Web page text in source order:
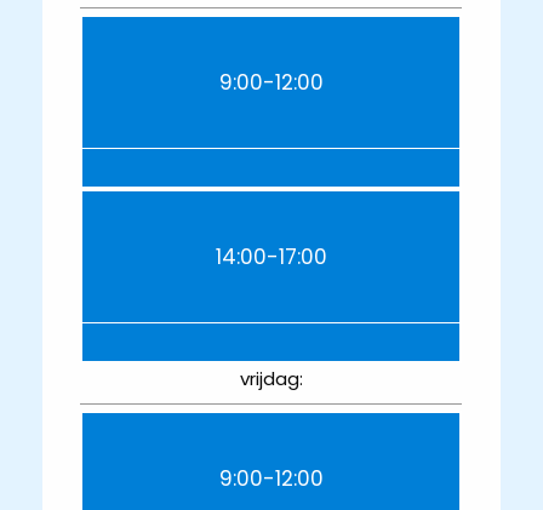
9:00-12:00
14:00-17:00
vrijdag:
9:00-12:00